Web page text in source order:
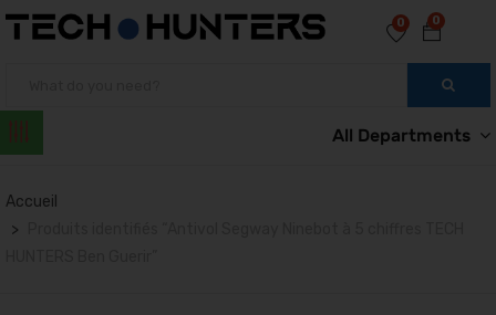
0
0
All Departments
Accueil